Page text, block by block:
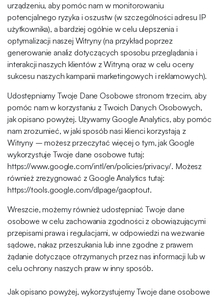
urządzeniu, aby pomóc nam w monitorowaniu
potencjalnego ryzyka i oszustw (w szczególności adresu IP
użytkownika), a bardziej ogólnie w celu ulepszenia i
optymalizacji naszej Witryny (na przykład poprzez
generowanie analiz dotyczących sposobu przeglądania i
interakcji naszych klientów z Witryną oraz w celu oceny
sukcesu naszych kampanii marketingowych i reklamowych).
Udostępniamy Twoje Dane Osobowe stronom trzecim, aby
pomóc nam w korzystaniu z Twoich Danych Osobowych,
jak opisano powyżej. Używamy Google Analytics, aby pomóc
nam zrozumieć, w jaki sposób nasi klienci korzystają z
Witryny – możesz przeczytać więcej o tym, jak Google
wykorzystuje Twoje dane osobowe tutaj:
https://www.google.com/intl/en/policies/privacy/. Możesz
również zrezygnować z Google Analytics tutaj:
https://tools.google.com/dlpage/gaoptout.
Wreszcie, możemy również udostępniać Twoje dane
osobowe w celu zachowania zgodności z obowiązującymi
przepisami prawa i regulacjami, w odpowiedzi na wezwanie
sądowe, nakaz przeszukania lub inne zgodne z prawem
żądanie dotyczące otrzymanych przez nas informacji lub w
celu ochrony naszych praw w inny sposób.
Jak opisano powyżej, wykorzystujemy Twoje dane osobowe